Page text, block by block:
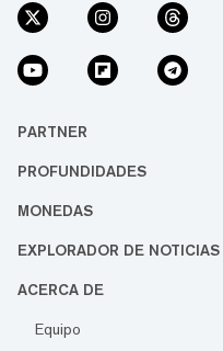
PARTNER
PROFUNDIDADES
MONEDAS
EXPLORADOR DE NOTICIAS
ACERCA DE
Equipo